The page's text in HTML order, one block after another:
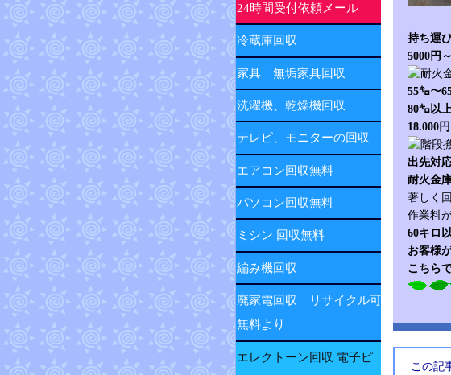
持ち運
5000円
55㌔～
80㌔以
18.000
出先対
耐火金
著しく
作業料
60キロ
お客様
こちら
この記
24時間受付依頼メール
冷蔵庫回収
家具 無垢家具回収
洗濯機、乾燥機回収
テレビ、モニターの回収
エアコン回収無料
パソコン回収無料
ミシン 回収無料
編み機回収
廃家電回収 リサイクル可
無料より
エレクトーン回収 電子ピ